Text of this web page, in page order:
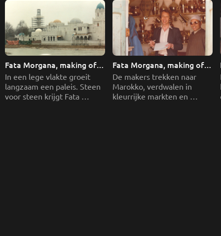
Fata Morgana, making of:
De Verboden Stad
In een lege vlakte groeit
langzaam een paleis. Steen
voor steen krijgt Fata
Fata Morgana, making of:
De Verboden Stad
De makers trekken naar
Marokko, verdwalen in
kleurrijke markten en